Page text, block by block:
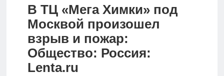
Документы
Контакты
Новости
В ТЦ «Мега Химки» под
Москвой произошел
взрыв и пожар:
Общество: Россия:
Lenta.ru